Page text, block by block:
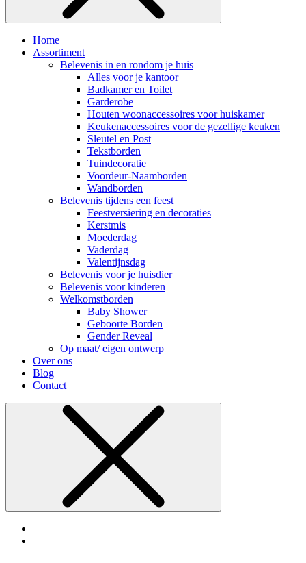
Home
Assortiment
Belevenis in en rondom je huis
Alles voor je kantoor
Badkamer en Toilet
Garderobe
Houten woonaccessoires voor huiskamer
Keukenaccessoires voor de gezellige keuken
Sleutel en Post
Tekstborden
Tuindecoratie
Voordeur-Naamborden
Wandborden
Belevenis tijdens een feest
Feestversiering en decoraties
Kerstmis
Moederdag
Vaderdag
Valentijnsdag
Belevenis voor je huisdier
Belevenis voor kinderen
Welkomstborden
Baby Shower
Geboorte Borden
Gender Reveal
Op maat/ eigen ontwerp
Over ons
Blog
Contact